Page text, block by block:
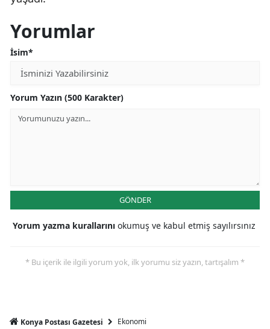
İzmir
Kayseri
Yorumlar
İsim*
Yorum Yazın (500 Karakter)
GÖNDER
Yorum yazma kurallarını okumuş ve kabul etmiş sayılırsınız
* Bu içerik ile ilgili yorum yok, ilk yorumu siz yazın, tartışalım *
Konya Postası Gazetesi Ekonomi